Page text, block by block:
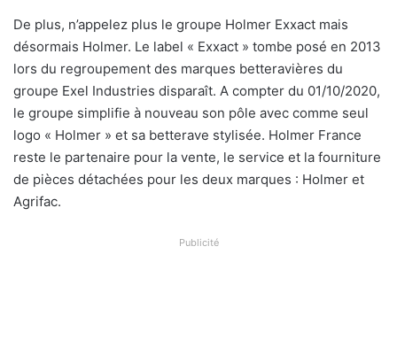
De plus, n’appelez plus le groupe Holmer Exxact mais
désormais Holmer. Le label « Exxact » tombe posé en 2013
lors du regroupement des marques betteravières du
groupe Exel Industries disparaît. A compter du 01/10/2020,
le groupe simplifie à nouveau son pôle avec comme seul
logo « Holmer » et sa betterave stylisée. Holmer France
reste le partenaire pour la vente, le service et la fourniture
de pièces détachées pour les deux marques : Holmer et
Agrifac.
Publicité